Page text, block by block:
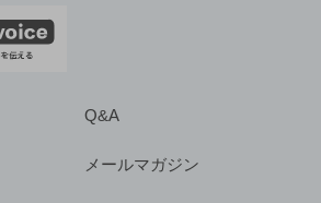
Q&A
メールマガジン